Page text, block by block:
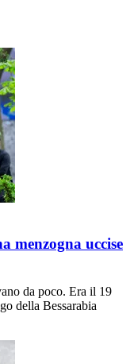
menzogna uccise
da poco. Era il 19
della Bessarabia